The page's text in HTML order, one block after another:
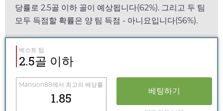
당률로 2.5골 이하 골이 예상됩니다(62%). 그리고 두 팀
모두 득점할 확률은 양 팀 득점 - 아니요입니다(56%).
베스트 팁
2.5골 이하
Mansion88에서 최고의 배당률
1.85 베팅하기